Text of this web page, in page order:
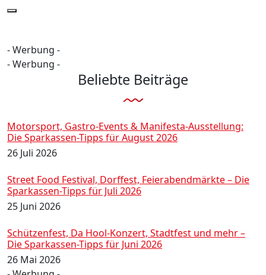
- Werbung -
- Werbung -
Beliebte Beiträge
Motorsport, Gastro-Events & Manifesta-Ausstellung:
Die Sparkassen-Tipps für August 2026
26 Juli 2026
Street Food Festival, Dorffest, Feierabendmärkte – Die
Sparkassen-Tipps für Juli 2026
25 Juni 2026
Schützenfest, Da Hool-Konzert, Stadtfest und mehr –
Die Sparkassen-Tipps für Juni 2026
26 Mai 2026